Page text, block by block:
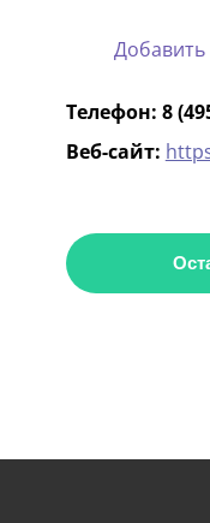
Телефон: 8
Веб-сайт: